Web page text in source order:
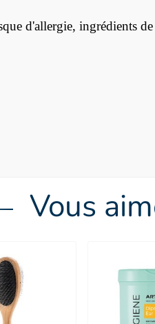
d'allergie, ingrédients
Vous